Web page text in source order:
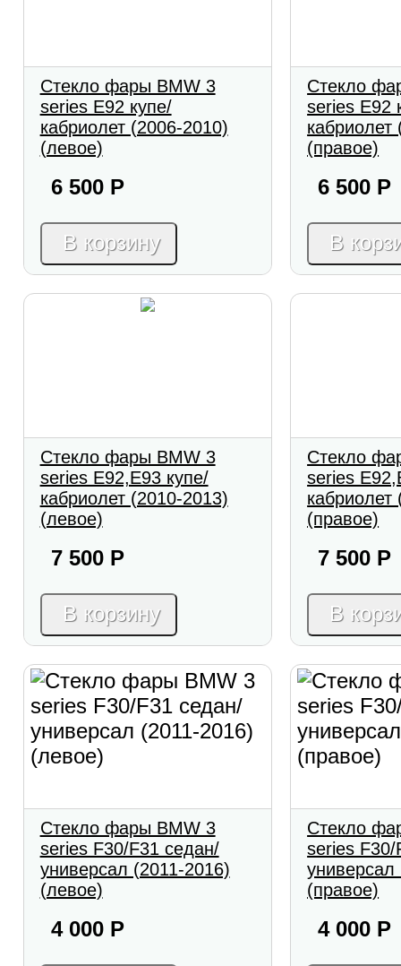
Стекло фары BMW 3
series E92 купе/
кабриолет (2006-2010)
(левое)
6 500 Р
В корзину
Стекло
series E92
кабриолет
(правое)
6 500 Р
В
Стекло фары BMW 3
series E92,E93 купе/
кабриолет (2010-2013)
(левое)
7 500 Р
В корзину
Стекло
series
кабриолет
(правое)
7 500 Р
В
Стекло фары BMW 3
series F30/F31 седан/
универсал (2011-2016)
(левое)
4 000 Р
Стекло
series F30/
универсал
(правое)
4 000 Р